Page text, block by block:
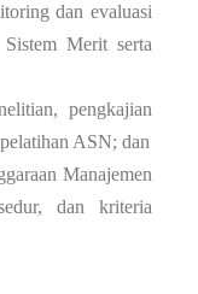
dan evaluasi
Merit serta
pengkajian
ASN; dan
Manajemen
dan kriteria